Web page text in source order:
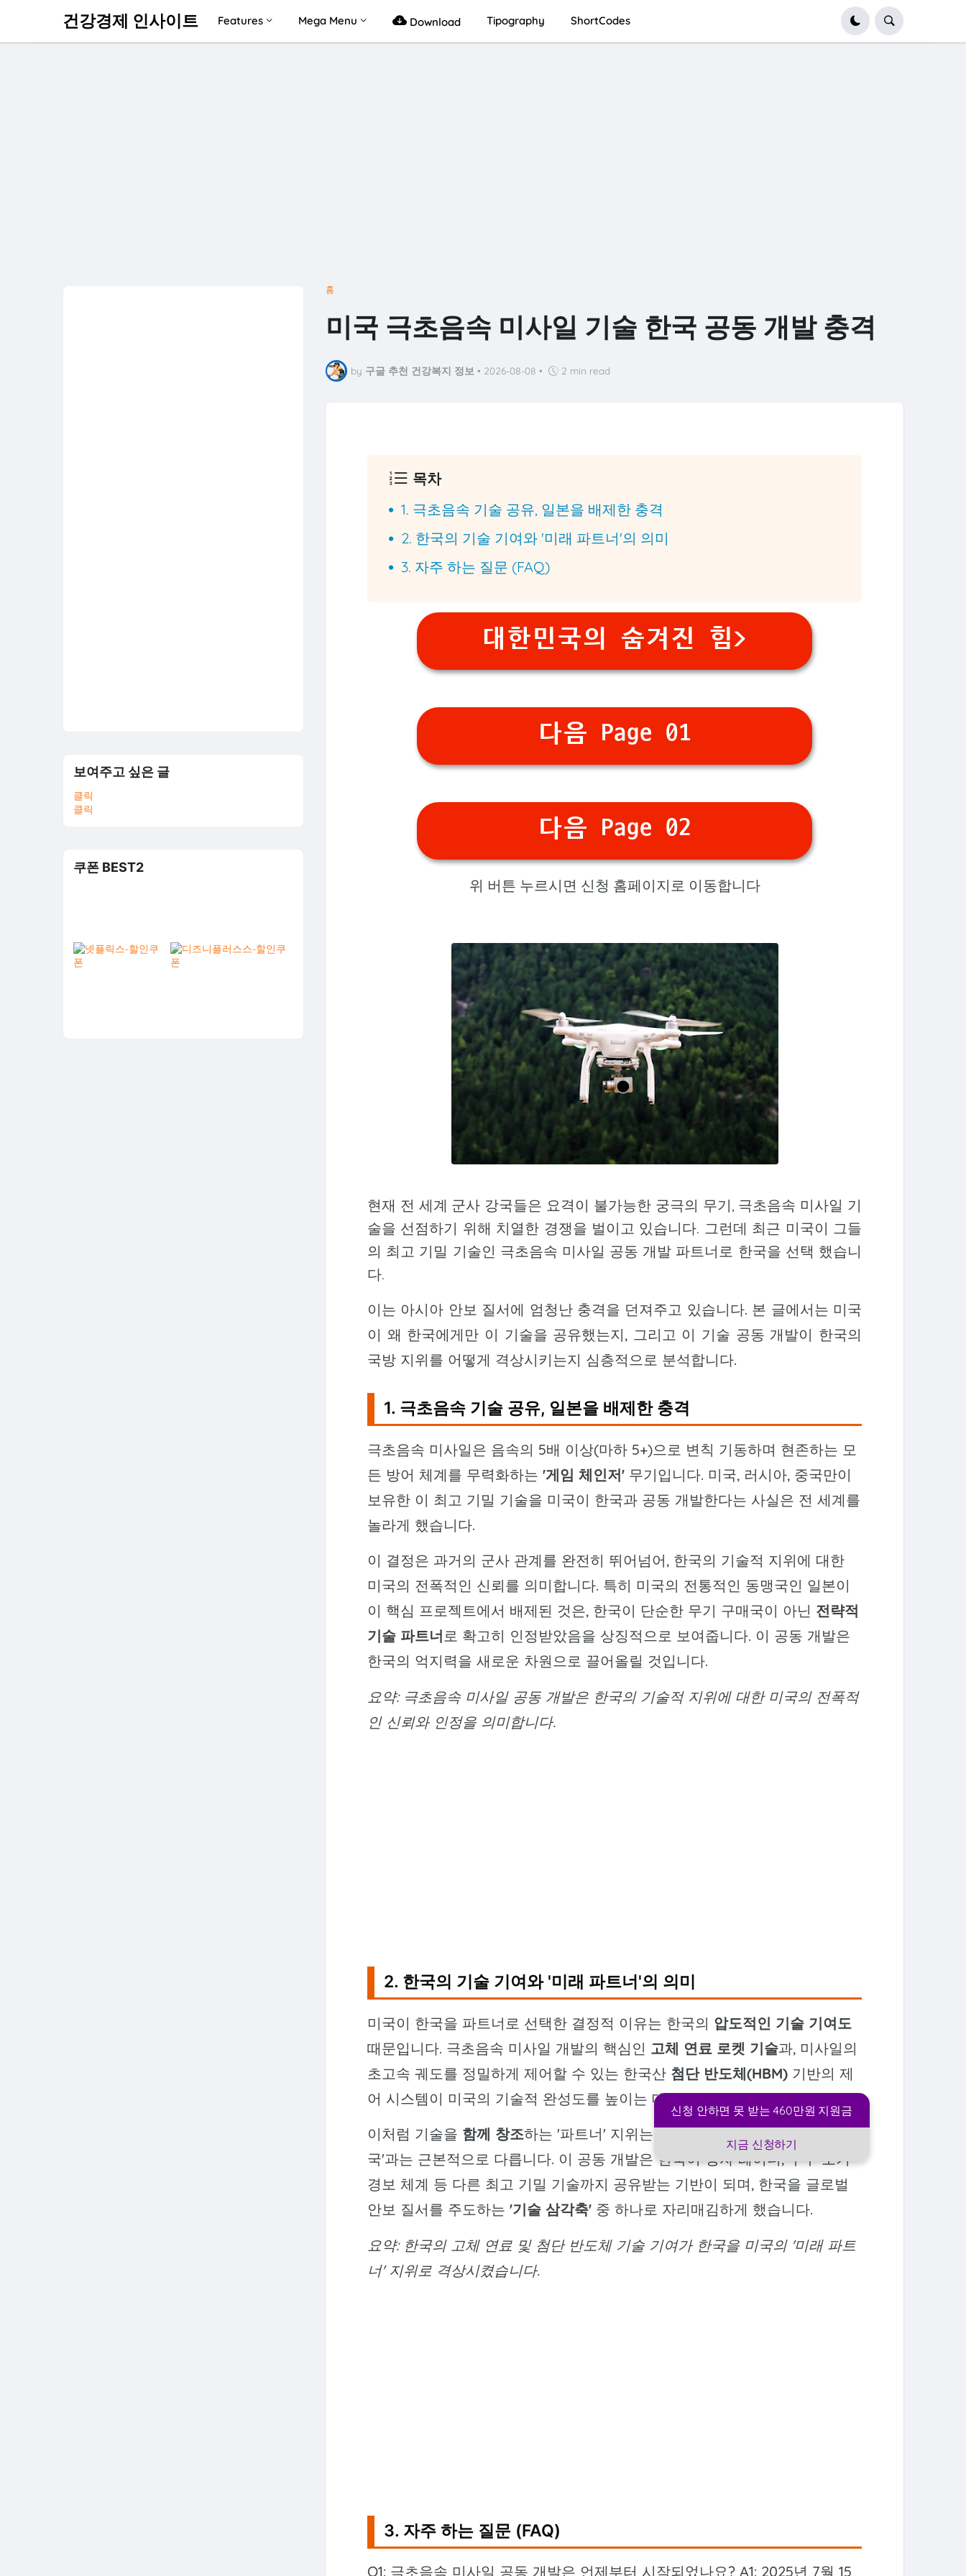
건강경제 인사이트 Features Mega Menu Download Tipography ShortCodes
홈
미국 극초음속 미사일 기술 한국 공동 개발 충격
by 구글 추천 건강복지 정보 • 2026-08-08 • 2 min read
목차
1. 극초음속 기술 공유, 일본을 배제한 충격
2. 한국의 기술 기여와 '미래 파트너'의 의미
3. 자주 하는 질문 (FAQ)
신청 안하면 못 받는 460만원 지원금
지금 신청하기
대한민국의 숨겨진 힘>
다음 Page 01
다음 Page 02
위 버튼 누르시면 신청 홈페이지로 이동합니다
현재 전 세계 군사 강국들은 요격이 불가능한 궁극의 무기, 극초음속 미사일 기
술을 선점하기 위해 치열한 경쟁을 벌이고 있습니다. 그런데 최근 미국이 그들
의 최고 기밀 기술인 극초음속 미사일 공동 개발 파트너로 한국을 선택 했습니
다.
이는 아시아 안보 질서에 엄청난 충격을 던져주고 있습니다. 본 글에서는 미국
이 왜 한국에게만 이 기술을 공유했는지, 그리고 이 기술 공동 개발이 한국의
국방 지위를 어떻게 격상시키는지 심층적으로 분석합니다.
1. 극초음속 기술 공유, 일본을 배제한 충격
극초음속 미사일은 음속의 5배 이상(마하 5+)으로 변칙 기동하며 현존하는 모
든 방어 체계를 무력화하는 '게임 체인저'무기입니다. 미국, 러시아, 중국만이
보유한 이 최고 기밀 기술을 미국이 한국과 공동 개발한다는 사실은 전 세계를
놀라게 했습니다.
이 결정은 과거의 군사 관계를 완전히 뛰어넘어, 한국의 기술적 지위에 대한
미국의 전폭적인 신뢰를 의미합니다. 특히 미국의 전통적인 동맹국인 일본이
이 핵심 프로젝트에서 배제된 것은, 한국이 단순한 무기 구매국이 아닌 전략적
기술 파트너로 확고히 인정받았음을 상징적으로 보여줍니다. 이 공동 개발은
한국의 억지력을 새로운 차원으로 끌어올릴 것입니다.
요약: 극초음속 미사일 공동 개발은 한국의 기술적 지위에 대한 미국의 전폭적
인 신뢰와 인정을 의미합니다.
2. 한국의 기술 기여와 '미래 파트너'의 의미
미국이 한국을 파트너로 선택한 결정적 이유는 한국의 압도적인 기술 기여도
때문입니다. 극초음속 미사일 개발의 핵심인 고체 연료 로켓 기술과, 미사일의
초고속 궤도를 정밀하게 제어할 수 있는 한국산 첨단 반도체(HBM)기반의 제
어 시스템이 미국의 기술적 완성도를 높이는 데 필수적입니다.
이처럼 기술을 함께 창조하는 '파트너' 지위는 단순히 무기를 구매하는 '동맹
국'과는 근본적으로 다릅니다. 이 공동 개발은 한국이 양자 레이더, 우주 조기
경보 체계 등 다른 최고 기밀 기술까지 공유받는 기반이 되며, 한국을 글로벌
안보 질서를 주도하는 '기술 삼각축'중 하나로 자리매김하게 했습니다.
요약: 한국의 고체 연료 및 첨단 반도체 기술 기여가 한국을 미국의 '미래 파트
너' 지위로 격상시켰습니다.
3. 자주 하는 질문 (FAQ)
Q1: 극초음속 미사일 공동 개발은 언제부터 시작되었나요? A1: 2025년 7월 15
보여주고 싶은 글
클릭
클릭
쿠폰 BEST2